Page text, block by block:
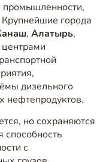
промышленности,
Крупнейшие города
, Алатырь,
дизельного
нефтепродуктов.
но сохраняются
способность
с